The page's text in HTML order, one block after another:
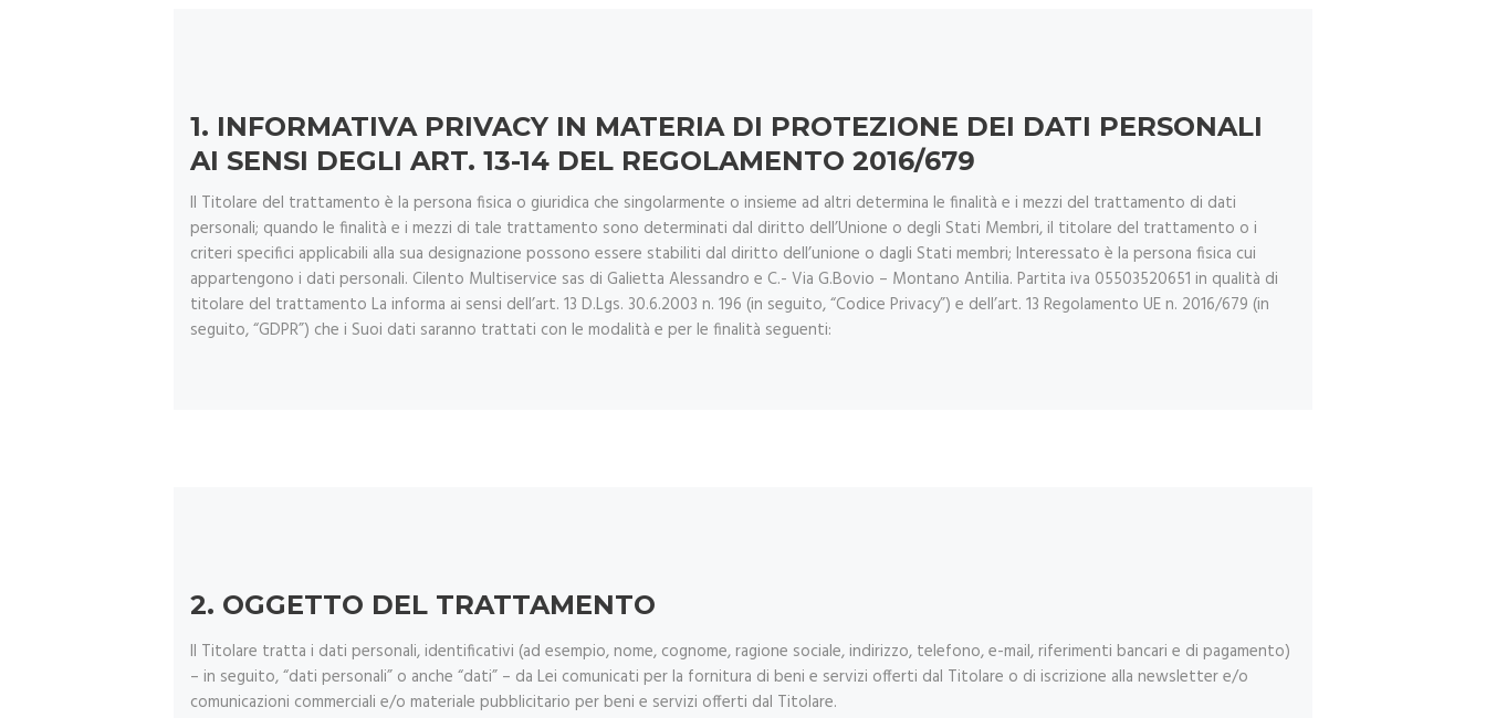
1. INFORMATIVA PRIVACY IN MATERIA DI PROTEZIONE DEI DATI PERSONALI
AI SENSI DEGLI ART. 13-14 DEL REGOLAMENTO 2016/679
Il Titolare del trattamento è la persona fisica o giuridica che singolarmente o insieme ad altri determina le finalità e i mezzi del trattamento di dati
personali; quando le finalità e i mezzi di tale trattamento sono determinati dal diritto dell’Unione o degli Stati Membri, il titolare del trattamento o i
criteri specifici applicabili alla sua designazione possono essere stabiliti dal diritto dell’unione o dagli Stati membri; Interessato è la persona fisica cui
appartengono i dati personali. Cilento Multiservice sas di Galietta Alessandro e C.- Via G.Bovio – Montano Antilia. Partita iva 05503520651 in qualità di
titolare del trattamento La informa ai sensi dell’art. 13 D.Lgs. 30.6.2003 n. 196 (in seguito, “Codice Privacy”) e dell’art. 13 Regolamento UE n. 2016/679 (in
seguito, “GDPR”) che i Suoi dati saranno trattati con le modalità e per le finalità seguenti:
2. OGGETTO DEL TRATTAMENTO
Il Titolare tratta i dati personali, identificativi (ad esempio, nome, cognome, ragione sociale, indirizzo, telefono, e-mail, riferimenti bancari e di pagamento)
– in seguito, “dati personali” o anche “dati” – da Lei comunicati per la fornitura di beni e servizi offerti dal Titolare o di iscrizione alla newsletter e/o
comunicazioni commerciali e/o materiale pubblicitario per beni e servizi offerti dal Titolare.